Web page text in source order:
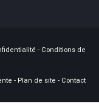
- Conditions de
- Plan de site - Contact